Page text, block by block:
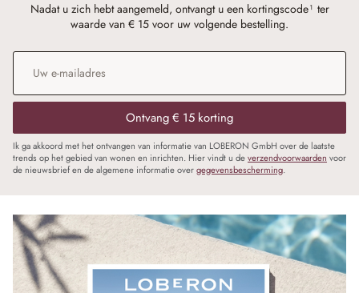
Nadat u zich hebt aangemeld, ontvangt u een kortingscode¹ ter
waarde van € 15 voor uw volgende bestelling.
E-mailadres
Ontvang € 15 korting
Ik ga akkoord met het ontvangen van informatie van LOBERON GmbH over de laatste
trends op het gebied van wonen en inrichten. Hier vindt u deverzendvoorwaarden voor
de nieuwsbrief en de algemene informatie overgegevensbescherming.